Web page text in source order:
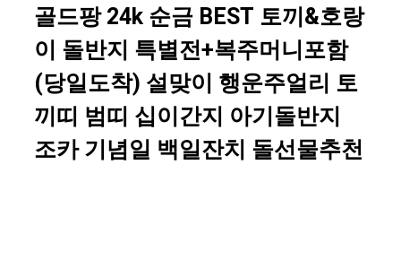
골드팡 24k 순금 BEST 토끼&호랑
이 돌반지 특별전+복주머니포함
(당일도착) 설맞이 행운주얼리 토
끼띠 범띠 십이간지 아기돌반지
조카 기념일 백일잔치 돌선물추천